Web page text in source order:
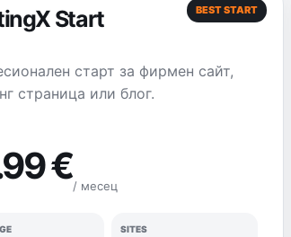
BEST START
Start
старт за фирмен сайт,
страница или блог.
€/ месец
SITES